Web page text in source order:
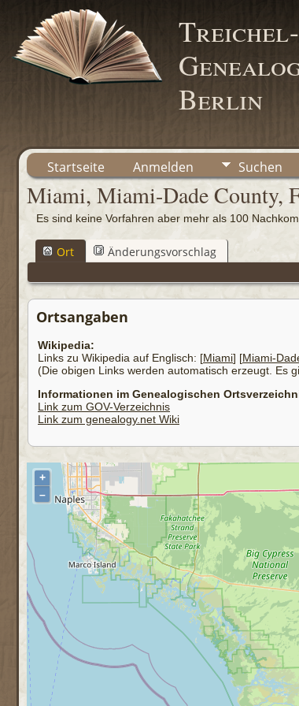
Berlin
Startseite Anmelden Suchen
Miami, Miami-Dade County,
Es sind keine Vorfahren aber mehr als 100
Ort Änderungsvorschlag
Ortsangaben
Wikipedia:
Links zu Wikipedia auf Englisch: [Miami] [Miami-
(Die obigen Links werden automatisch erzeugt. Es
Informationen im Genealogischen
Link zum GOV-Verzeichnis
Link zum genealogy.net Wiki
+
–